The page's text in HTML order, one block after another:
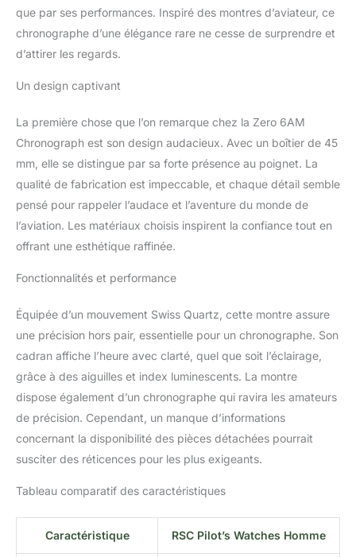
que par ses performances. Inspiré des montres d’aviateur, ce
chronographe d’une élégance rare ne cesse de surprendre et
d’attirer les regards.
Un design captivant
La première chose que l’on remarque chez la Zero 6AM
Chronograph est son design audacieux. Avec un boîtier de 45
mm, elle se distingue par sa forte présence au poignet. La
qualité de fabrication est impeccable, et chaque détail semble
pensé pour rappeler l’audace et l’aventure du monde de
l’aviation. Les matériaux choisis inspirent la confiance tout en
offrant une esthétique raffinée.
Fonctionnalités et performance
Équipée d’un mouvement Swiss Quartz, cette montre assure
une précision hors pair, essentielle pour un chronographe. Son
cadran affiche l’heure avec clarté, quel que soit l’éclairage,
grâce à des aiguilles et index luminescents. La montre
dispose également d’un chronographe qui ravira les amateurs
de précision. Cependant, un manque d’informations
concernant la disponibilité des pièces détachées pourrait
susciter des réticences pour les plus exigeants.
Tableau comparatif des caractéristiques
Caractéristique RSC Pilot’s Watches Homme